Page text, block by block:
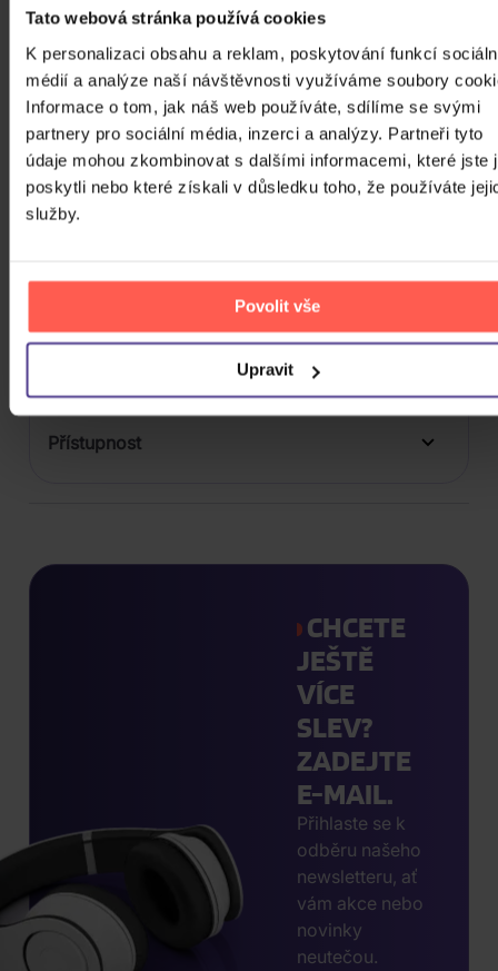
Tato webová stránka používá cookies
K personalizaci obsahu a reklam, poskytování funkcí
médií a analýze naší návštěvnosti využíváme soubory
Informace o tom, jak náš web používáte, sdílíme se svými
partnery pro sociální média, inzerci a analýzy. Partneři tyto
údaje mohou zkombinovat s dalšími informacemi, které jste
poskytli nebo které získali v důsledku toho, že používáte
služby.
Povolit vše
Upravit
1
Počet BD
Počet vinyl
Počet KiT
Balení média
Formát média
Rok výroby
Přístupnost
CHCETE
JEŠTĚ
VÍCE
SLEV?
ZADEJTE
E-MAIL.
Přihlaste se k
odběru našeho
newsletteru, ať
vám akce nebo
novinky
neutečou.